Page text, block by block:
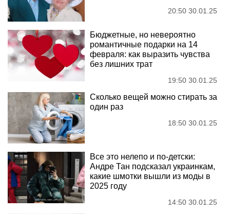
20:50 30.01.25
Бюджетные, но невероятно
романтичные подарки на 14
февраля: как выразить чувства
без лишних трат
19:50 30.01.25
Сколько вещей можно стирать за
один раз
18:50 30.01.25
Все это нелепо и по-детски:
Андре Тан подсказал украинкам,
какие шмотки вышли из моды в
2025 году
14:50 30.01.25